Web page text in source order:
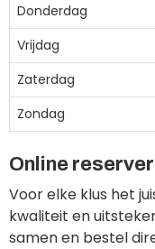
Donderdag
Vrijdag
Zaterdag
Zondag
Online
Voor elke klus het
kwaliteit en
samen en bestel